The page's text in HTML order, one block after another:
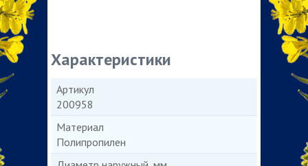
Характеристики
Артикул
200958
Материал
Полипропилен